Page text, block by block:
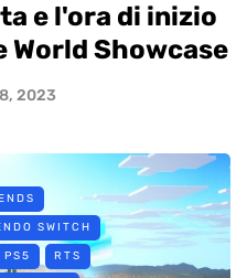
e l'ora di inizio
World Showcase
2023
SWITCH
PS5 RTS